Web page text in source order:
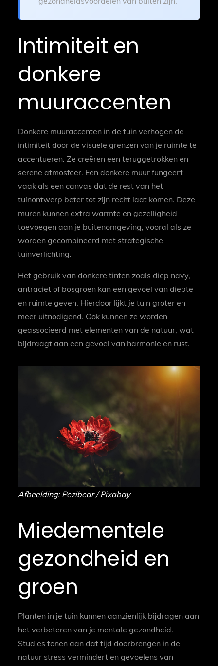
Intimiteit en
donkere
muuraccenten
Donkere muuraccenten in de tuin verhogen de
intimiteit door de visuele grenzen van je ruimte te
accentueren. Ze creëren een teruggetrokken en
serene atmosfeer. Een donkere muur fungeert
vaak als een canvas dat de rest van het
tuinontwerp beter tot zijn recht laat komen. Deze
muren kunnen extra warmte en gezelligheid
toevoegen aan je buitenomgeving, vooral als ze
worden gecombineerd met strategische
tuinverlichting.
Het gebruik van donkere tinten zoals diep navy,
antraciet of bosgroen kan een gevoel van diepte
en ruimte geven. Hierdoor lijkt je tuin groter en
meer uitnodigend. Ook kunnen ze worden
geassocieerd met elementen van de natuur, wat
bijdraagt aan een gevoel van harmonie en rust.
Afbeelding: Pezibear / Pixabay
Miedementele
gezondheid en
groen
Planten in je tuin kunnen aanzienlijk bijdragen aan
het verbeteren van je mentale gezondheid.
Studies tonen aan dat tijd doorbrengen in de
natuur stress vermindert en gevoelens van